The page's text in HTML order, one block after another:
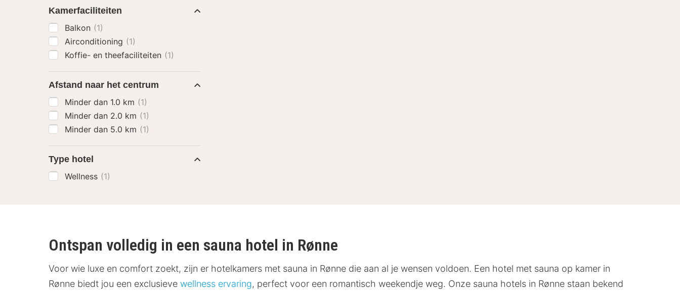
Kamerfaciliteiten
Balkon (1)
Airconditioning (1)
Koffie- en theefaciliteiten (1)
Afstand naar het centrum
Minder dan 1.0 km (1)
Minder dan 2.0 km (1)
Minder dan 5.0 km (1)
Type hotel
Wellness (1)
Ontspan volledig in een sauna hotel in Rønne
Voor wie luxe en comfort zoekt, zijn er hotelkamers met sauna in Rønne die aan al je wensen voldoen. Een hotel met sauna op kamer in
Rønne biedt jou een exclusieve wellness ervaring, perfect voor een romantisch weekendje weg. Onze sauna hotels in Rønne staan bekend